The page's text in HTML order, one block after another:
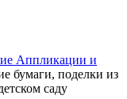
Аппликации и
бумаги, поделки из
саду